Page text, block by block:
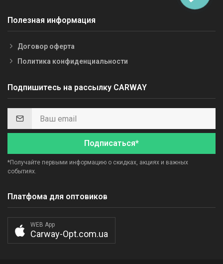
Полезная информация
Договор оферта
Политика конфиденциальности
Подпишитесь на рассылку CARWAY
Подписаться*
*Получайте первыми информацию о скидках, акциях и важных
событиях.
Платфома для оптовиков
WEB App
Carway-Opt.com.ua